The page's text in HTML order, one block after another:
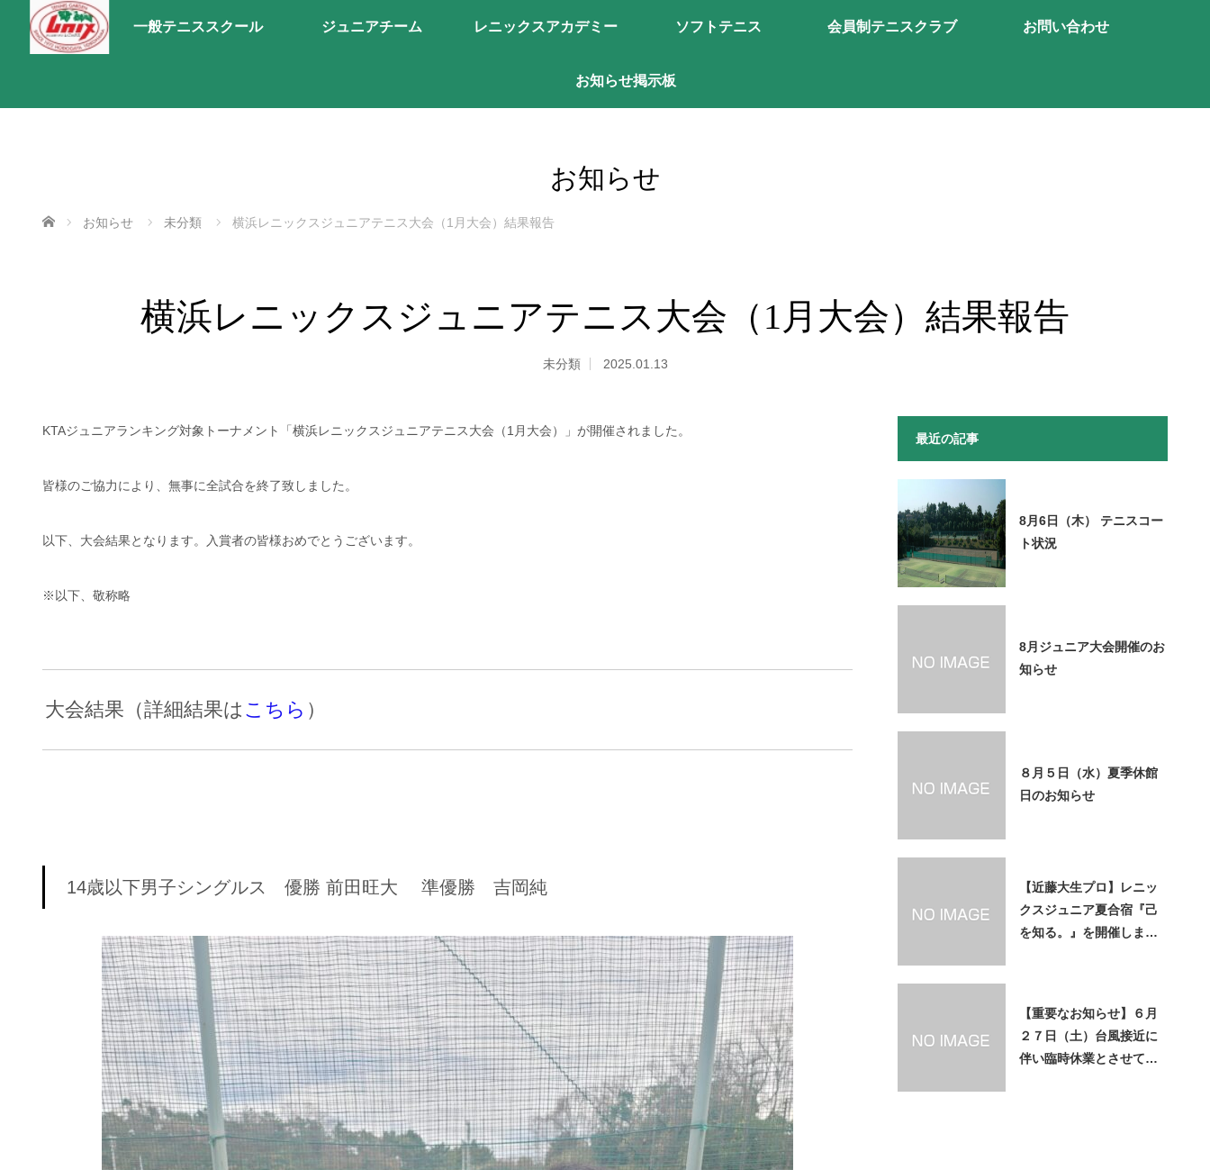
一般テニススクール ジュニアチーム レニックスアカデミー ソフトテニス 会員制テニスクラブ お問い合わせ
お知らせ掲示板
お知らせ
ホーム お知らせ 未分類 横浜レニックスジュニアテニス大会（1月大会）結果報告
横浜レニックスジュニアテニス大会（1月大会）結果報告
未分類 2025.01.13
KTAジュニアランキング対象トーナメント「横浜レニックスジュニアテニス大会（1月大会）」が開催されました。
皆様のご協力により、無事に全試合を終了致しました。
以下、大会結果となります。入賞者の皆様おめでとうございます。
※以下、敬称略
大会結果（詳細結果は こちら ）
14歳以下男子シングルス 優勝 前田旺大 準優勝 吉岡純
最近の記事
8月6日（木） テニスコー
ト状況
8月ジュニア大会開催のお
知らせ
８月５日（水）夏季休館
日のお知らせ
【近藤大生プロ】レニッ
クスジュニア夏合宿『己
を知る。』を開催しま
【重要なお知らせ】６月
２７日（土）台風接近に
伴い臨時休業とさせてい